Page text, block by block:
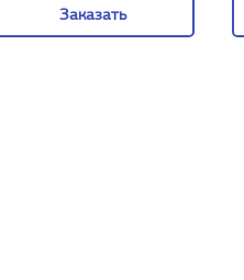
Заказать